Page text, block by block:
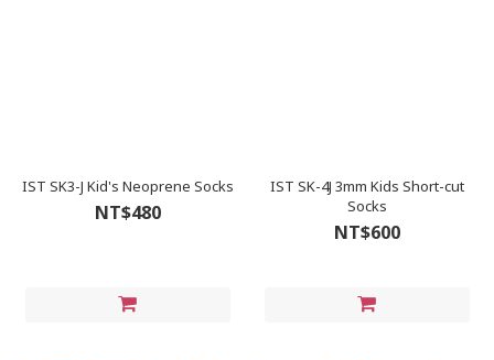
IST SK3-J Kid's Neoprene Socks
NT$480
IST SK-4J 3mm Kids Short-cut
Socks
NT$600